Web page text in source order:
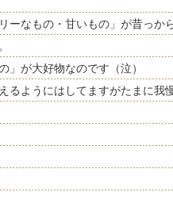
ーなもの・甘いもの」が昔っか
が大好物なのです（泣）
るようにはしてますがたまに我